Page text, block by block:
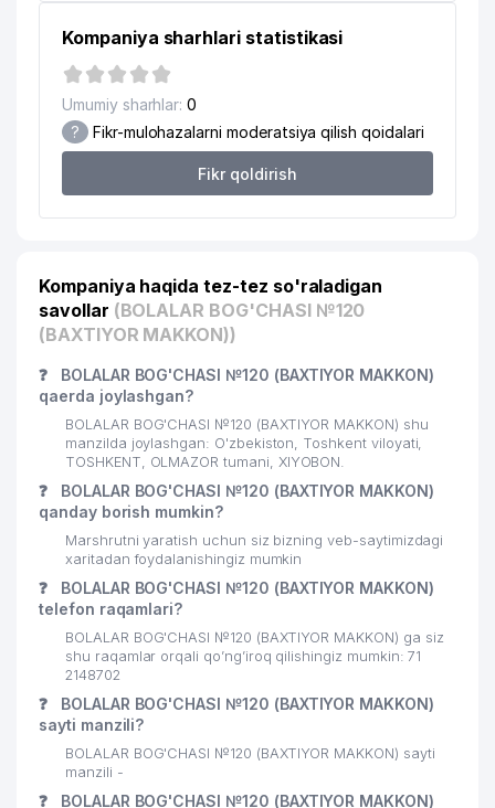
Kompaniya sharhlari statistikasi
Umumiy sharhlar: 0
? Fikr-mulohazalarni moderatsiya qilish qoidalari
Fikr qoldirish
Kompaniya haqida tez-tez so'raladigan
savollar (BOLALAR BOG'CHASI №120
(BAXTIYOR MAKKON))
❓
BOLALAR BOG'CHASI №120 (BAXTIYOR MAKKON)
qaerda joylashgan?
BOLALAR BOG'CHASI №120 (BAXTIYOR MAKKON) shu
manzilda joylashgan: O'zbekiston, Toshkent viloyati,
TOSHKENT, OLMAZOR tumani, XIYOBON.
❓
BOLALAR BOG'CHASI №120 (BAXTIYOR MAKKON)
qanday borish mumkin?
Marshrutni yaratish uchun siz bizning veb-saytimizdagi
xaritadan foydalanishingiz mumkin
❓
BOLALAR BOG'CHASI №120 (BAXTIYOR MAKKON)
telefon raqamlari?
BOLALAR BOG'CHASI №120 (BAXTIYOR MAKKON) ga siz
shu raqamlar orqali qo’ng’iroq qilishingiz mumkin: 71
2148702
❓
BOLALAR BOG'CHASI №120 (BAXTIYOR MAKKON)
sayti manzili?
BOLALAR BOG'CHASI №120 (BAXTIYOR MAKKON) sayti
manzili -
❓
BOLALAR BOG'CHASI №120 (BAXTIYOR MAKKON)